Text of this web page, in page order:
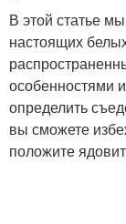
В этой статье
настоящих
особенностями
определить
вы сможете
положите